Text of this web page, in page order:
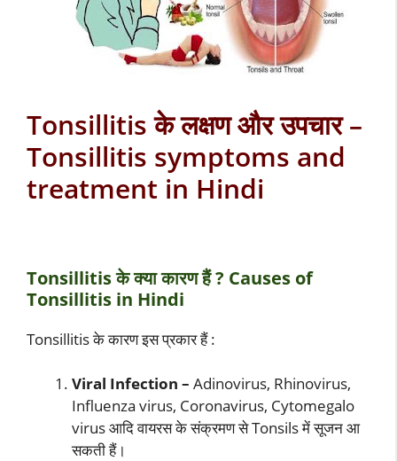
Tonsillitis के लक्षण और उपचार –
Tonsillitis symptoms and
treatment in Hindi
Tonsillitis के क्या कारण हैं ? Causes of
Tonsillitis in Hindi
Tonsillitis के कारण इस प्रकार हैं :
Viral Infection – Adinovirus, Rhinovirus,
Influenza virus, Coronavirus, Cytomegalo
virus आदि वायरस के संक्रमण से Tonsils में सूजन आ
सकती हैं।